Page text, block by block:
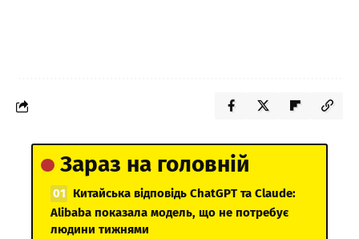
Зараз на головній
Китайська відповідь ChatGPT та Claude:
Alibaba показала модель, що не потребує
людини тижнями